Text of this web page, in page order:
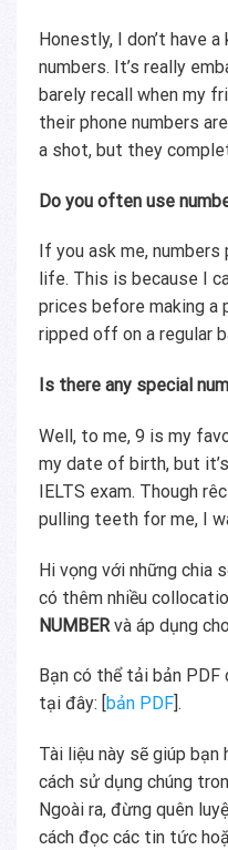
Honestly, I don’t have
numbers. It’s really
barely recall when my
their phone numbers
a shot, but they
Do you often use
If you ask me,
life. This is because I
prices before making a
ripped off on a regular
Is there any special
Well, to me, 9 is my
my date of birth, but
IELTS exam. Though
pulling teeth for me, I
Hi vọng với những chia
có thêm nhiều
NUMBER và áp dụng
Bạn có thể tải bản
tại đây: [ bản PDF ].
Tài liệu này sẽ giúp
cách sử dụng chúng
Ngoài ra, đừng quên
cách đọc các tin tức